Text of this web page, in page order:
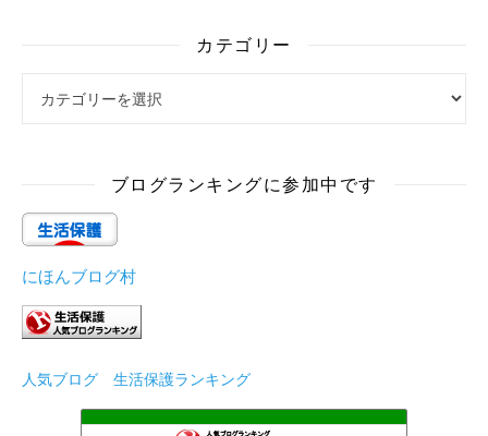
カテゴリー
ブログランキングに参加中です
にほんブログ村
人気ブログ 生活保護ランキング